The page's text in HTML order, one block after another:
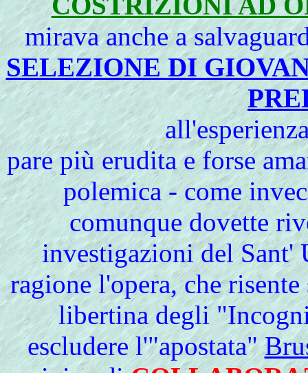
mirava anche a
SELEZIONE DI
pare più erudita e forse
polemica - come
comunque dovette
investigazioni del Sant'
ragione l'opera, che
libertina degli
escludere l'"apostata"